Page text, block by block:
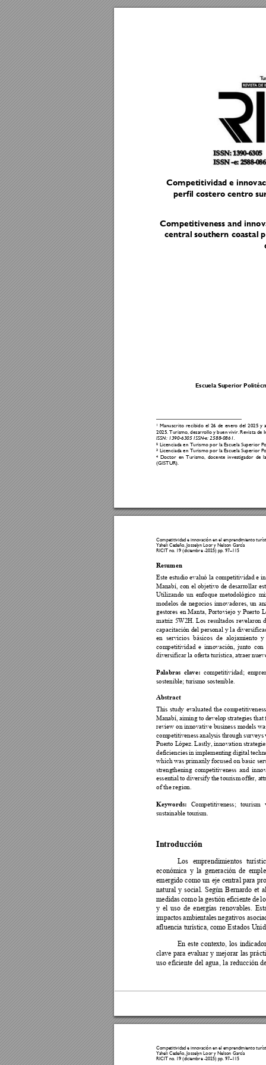
Competitividad e
perfil costero centro
Competitiveness and
central southern coastal
Escuela Superior Polit
Manuscrito recibido el 26 de enero del 2025 y
2025. Turismo, desarrol lo y buen vivir. Revista de
ISSN: 1390-6305 ISSN-e: 2588-0861.
2 Licenciada en Turismo por la Escuela Superior
3 Licenciada en Turismo por la Escuela Superior
4 Doctor en Turismo, docente investigador de
(GISTUR).
Competitividad e innovación en el emprendimiento
Yaheli Cedeño, Josselyn Loor y Nelson García
RICIT no. 19 (d iciembre -2025) pp. 97– 5
Resumen
Este estudio evaluó la competitividad e
Manabí, con el objetivo de desarrollar
Utilizando un enfoque metodológico
modelos de negocios innovadores, un
gestores en Manta, Portoviejo y Puerto
matriz 5W2H. Los resultados revelaron
capacitación del personal y la di
en servicios básicos de alojamiento y
competitividad e innovación, junto con
diversificar la oferta turística, atraer
Palabras clave: competitividad;
sostenible; turismo sostenible.
Abstract
This study evaluated the
Manabí, aiming to develop strategies that
review on innovative business models
competitiveness analysis through surveys
Puerto López. Lastly, innovation strategie
deficiencies in implementing digital
which was primarily focused on basic s
strengthening competitiveness and
essential to diversify the tourism offer, a
of the region.
Keywords: Competitiveness; tourism
sustainable tourism.
Introducción
Los emprendimientos
económica y la generación de
emergido como un eje central para p
natural y social. Según Bernardo et
medidas como la gestión eficiente de
y el uso de energías renovables.
impactos ambientales negativos
afluencia turística, como Estados
En este contexto, los
clave para evaluar y mejorar las
uso eficiente del agua, la reducción
Competitividad e innovación en el emprendimiento
Yaheli Cedeño, Josselyn Loor y Nelson García
RICIT no. 19 (d iciembre -2025) pp. 97– 5